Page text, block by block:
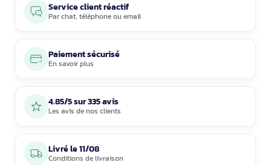
Service client réactif
Parchat, téléphoneouemail
Paiement sécurisé
En savoir plus
4.85/5 sur 335 avis
Les avis de nos clients
Livré le11/08
Conditions de livraison